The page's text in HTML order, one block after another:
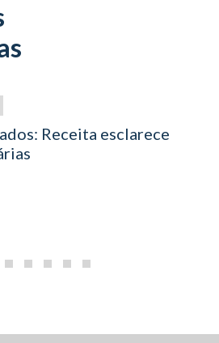
Receita esclarece